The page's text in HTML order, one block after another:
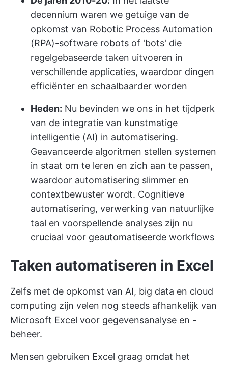
decennium waren we getuige van de
opkomst van Robotic Process Automation
(RPA)-software robots of 'bots' die
regelgebaseerde taken uitvoeren in
verschillende applicaties, waardoor dingen
efficiënter en schaalbaarder worden
Heden: Nu bevinden we ons in het tijdperk
van de integratie van kunstmatige
intelligentie (AI) in automatisering.
Geavanceerde algoritmen stellen systemen
in staat om te leren en zich aan te passen,
waardoor automatisering slimmer en
contextbewuster wordt. Cognitieve
automatisering, verwerking van natuurlijke
taal en voorspellende analyses zijn nu
cruciaal voor geautomatiseerde workflows
Taken automatiseren in Excel
Zelfs met de opkomst van AI, big data en cloud
computing zijn velen nog steeds afhankelijk van
Microsoft Excel voor gegevensanalyse en -
beheer.
Mensen gebruiken Excel graag omdat het